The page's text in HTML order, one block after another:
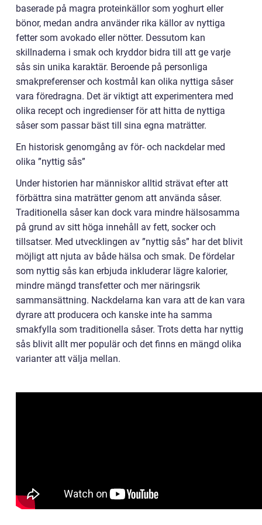
baserade på magra proteinkällor som yoghurt eller
bönor, medan andra använder rika källor av nyttiga
fetter som avokado eller nötter. Dessutom kan
skillnaderna i smak och kryddor bidra till att ge varje
sås sin unika karaktär. Beroende på personliga
smakpreferenser och kostmål kan olika nyttiga såser
vara föredragna. Det är viktigt att experimentera med
olika recept och ingredienser för att hitta de nyttiga
såser som passar bäst till sina egna maträtter.
En historisk genomgång av för- och nackdelar med
olika ”nyttig sås”
Under historien har människor alltid strävat efter att
förbättra sina maträtter genom att använda såser.
Traditionella såser kan dock vara mindre hälsosamma
på grund av sitt höga innehåll av fett, socker och
tillsatser. Med utvecklingen av ”nyttig sås” har det blivit
möjligt att njuta av både hälsa och smak. De fördelar
som nyttig sås kan erbjuda inkluderar lägre kalorier,
mindre mängd transfetter och mer näringsrik
sammansättning. Nackdelarna kan vara att de kan vara
dyrare att producera och kanske inte ha samma
smakfylla som traditionella såser. Trots detta har nyttig
sås blivit allt mer populär och det finns en mängd olika
varianter att välja mellan.